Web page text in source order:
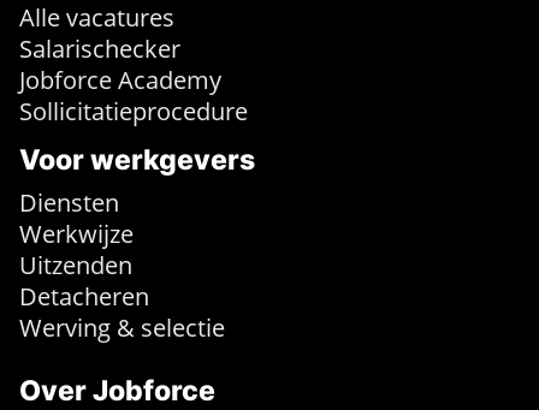
Alle vacatures
Salarischecker
Jobforce Academy
Sollicitatieprocedure
Voor werkgevers
Diensten
Werkwijze
Uitzenden
Detacheren
Werving & selectie
Over Jobforce